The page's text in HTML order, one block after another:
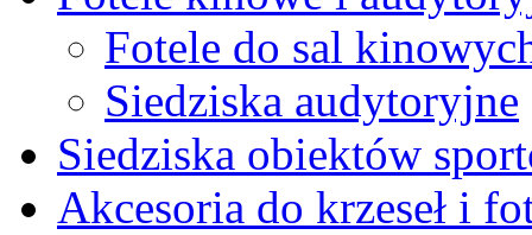
Fotele do sal
Siedziska audytoryjne
Siedziska obiektów
Akcesoria do krzeseł i